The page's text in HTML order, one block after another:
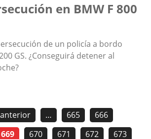
en BMW F 800
de un policía a bordo
GS. ¿Conseguirá detener al
anterior … 665
666
669 670 671 672
673